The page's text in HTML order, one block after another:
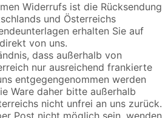
Widerrufs ist die Rücksendung
und Österreichs
erhalten Sie auf
von uns.
dass außerhalb von
nur ausreichend frankierte
entgegengenommen werden
Ware daher bitte außerhalb
nicht unfrei an uns zurück.